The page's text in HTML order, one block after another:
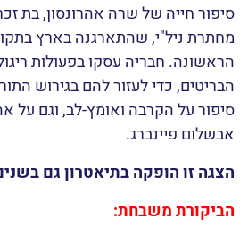
סיפור חייה של שרה אהרונסון, בת
מחתרת ניל"י, שהתארגנה בארץ
הראשונה. חבריה עסקו בפעולות
הבריטים, כדי לעזור להם בגירוש
סיפור על הקרבה ואומץ-לב, וגם על
אבשלום פיינברג.
הצגה זו הופקה בתיאטרון גם בשנים:1976
הביקורת משבחת: